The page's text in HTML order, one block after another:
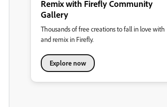
Remix with Firefly Community
Gallery
Thousands of free creations to fall in love with
and remix in Firefly.
Explore now